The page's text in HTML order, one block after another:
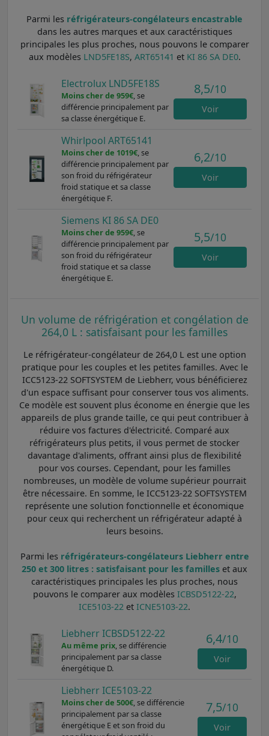
Parmi les réfrigérateurs-congélateurs encastrable
dans les autres marques et aux caractéristiques
principales les plus proches, nous pouvons le comparer
aux modèles LND5FE18S, ART65141 et KI 86 SA DE0.
Electrolux LND5FE18S
Moins cher de 959€, se
différencie principalement par
sa classe énergétique E.
8,5/10
Voir
Whirlpool ART65141
Moins cher de 1019€, se
différencie principalement par
son froid du réfrigérateur
froid statique et sa classe
énergétique F.
6,2/10
Voir
Siemens KI 86 SA DE0
Moins cher de 959€, se
différencie principalement par
son froid du réfrigérateur
froid statique et sa classe
énergétique E.
5,5/10
Voir
Un volume de réfrigération et congélation de
264,0 L : satisfaisant pour les familles
Le réfrigérateur-congélateur de 264,0 L est une option
pratique pour les couples et les petites familles. Avec le
ICC5123-22 SOFTSYSTEM de Liebherr, vous bénéficierez
d'un espace suffisant pour conserver tous vos aliments.
Ce modèle est souvent plus économe en énergie que les
appareils de plus grande taille, ce qui peut contribuer à
réduire vos factures d'électricité. Comparé aux
réfrigérateurs plus petits, il vous permet de stocker
davantage d'aliments, offrant ainsi plus de flexibilité
pour vos courses. Cependant, pour les familles
nombreuses, un modèle de volume supérieur pourrait
être nécessaire. En somme, le ICC5123-22 SOFTSYSTEM
représente une solution fonctionnelle et économique
pour ceux qui recherchent un réfrigérateur adapté à
leurs besoins.
Parmi les réfrigérateurs-congélateurs Liebherr entre
250 et 300 litres : satisfaisant pour les familles et aux
caractéristiques principales les plus proches, nous
pouvons le comparer aux modèles ICBSD5122-22,
ICE5103-22 et ICNE5103-22.
Liebherr ICBSD5122-22
Au même prix, se différencie
principalement par sa classe
énergétique D.
6,4/10
Voir
Liebherr ICE5103-22
Moins cher de 500€, se différencie
principalement par sa classe
énergétique E et son froid du
7,5/10
Voir